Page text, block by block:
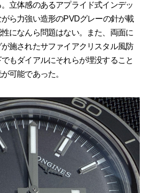
立体感のあるアプライド式インデッ
ら力強い造形のPVDグレーの針が載
になんら問題はない。また、両面に
施されたサファイアクリスタル風防
もダイアルにそれらが埋没すること
可能であった。